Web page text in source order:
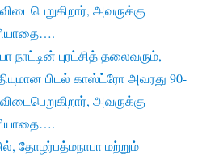
அவருக்கு
நாட்டின் புரட்சித் தலைவரும்,
பிடல் காஸ்ட்ரோ அவரது 90-
அவருக்கு
தோழர்பத்மநாபா மற்றும்